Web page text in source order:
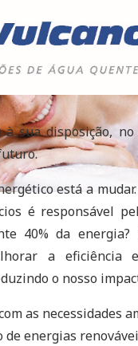
à sua disposição,
está a
é responsável
40% da
a eficiência
o nosso
as necessidades
de energias